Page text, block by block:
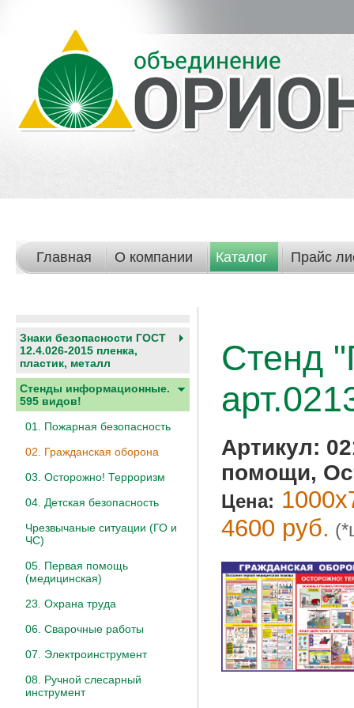
Главная О компании Каталог Прайс
Знаки безопасности ГОСТ
12.4.026-2015 пленка,
пластик, металл
Стенды информационные.
595 видов!
01. Пожарная безопасность
02. Гражданская оборона
03. Осторожно! Терроризм
04. Детская безопасность
Чрезвычаные ситуации (ГО и
ЧС)
05. Первая помощь
(медицинская)
23. Охрана труда
06. Сварочные работы
07. Электроинструмент
08. Ручной слесарный
инструмент
Стенд
Артикул:
помощи,
Цена:
4600 руб.